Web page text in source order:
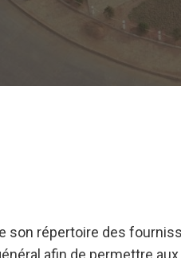
son répertoire des
afin de permettre